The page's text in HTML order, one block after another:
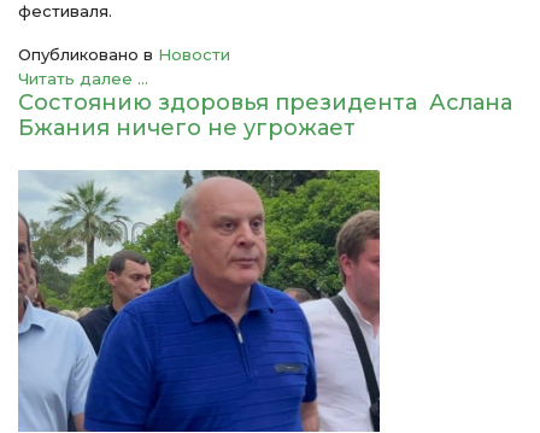
фестиваля.
Опубликовано в Новости
Читать далее ...
Состоянию здоровья президента Аслана
Бжания ничего не угрожает